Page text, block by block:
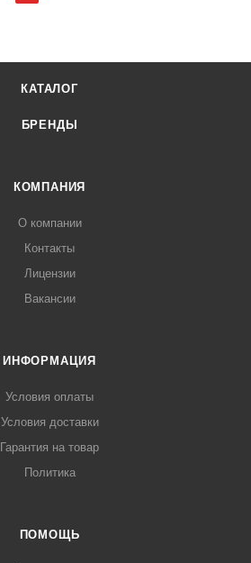
КАТАЛОГ
БРЕНДЫ
КОМПАНИЯ
О компании
Контакты
Лицензии
Вакансии
ИНФОРМАЦИЯ
Условия оплаты
Условия доставки
Гарантия на товар
Политика
ПОМОЩЬ